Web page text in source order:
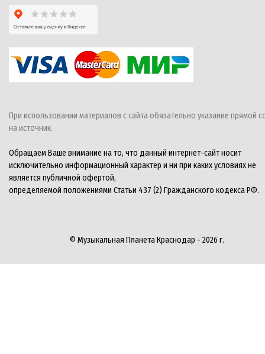
При использовании материалов с сайта обязательно указание прямой
на источник.
Обращаем Ваше внимание на то, что данный интернет-сайт носит
исключительно информационный характер и ни при каких условиях не
является публичной офертой,
определяемой положениями Статьи 437 (2) Гражданского кодекса РФ.
© Музыкальная Планета Краснодар - 2026 г.